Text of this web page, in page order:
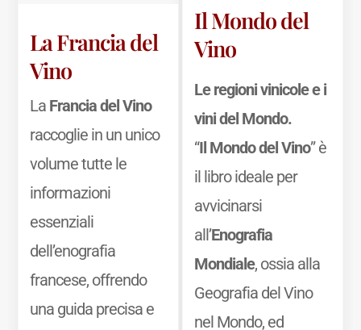
La Francia del
Vino
La Francia del Vino
raccoglie in un unico
volume tutte le
informazioni
essenziali
dell’enografia
francese, offrendo
una guida precisa e
Il Mondo del
Vino
Le regioni vinicole e i
vini del Mondo.
“Il Mondo del Vino” è
il libro ideale per
avvicinarsi
all’Enografia
Mondiale, ossia alla
Geografia del Vino
nel Mondo, ed